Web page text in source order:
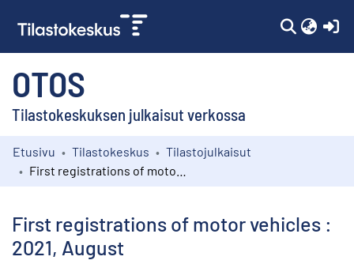
OTOS
Tilastokeskuksen julkaisut verkossa
Kokoelmat
Etusivu Tilastokeskus
Tilastojulkaisut
First registrations of motor vehicles :
2021, August